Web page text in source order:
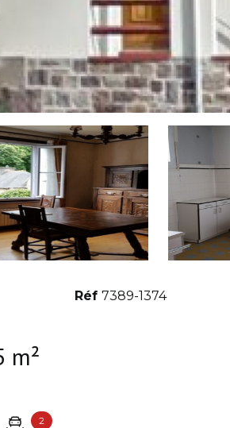
Maison 6 pièce(s) 4 chambre(s) 95 m²
2
Réf 7389-1374